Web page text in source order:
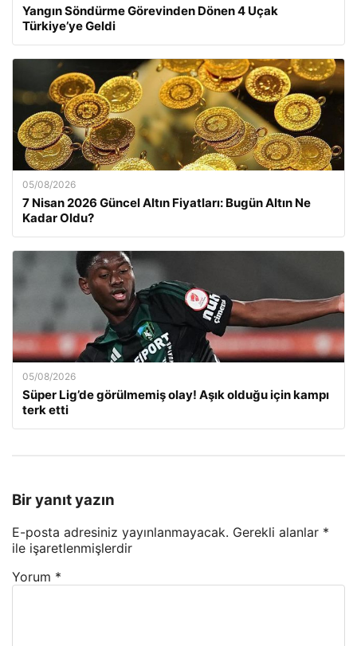
Yangın Söndürme Görevinden Dönen 4 Uçak
Türkiye’ye Geldi
05/08/2026
7 Nisan 2026 Güncel Altın Fiyatları: Bugün Altın Ne
Kadar Oldu?
05/08/2026
Süper Lig’de görülmemiş olay! Aşık olduğu için kampı
terk etti
Bir yanıt yazın
E-posta adresiniz yayınlanmayacak. Gerekli alanlar *
ile işaretlenmişlerdir
Yorum *